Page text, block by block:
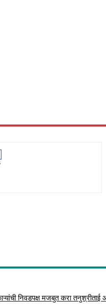
निवडपक्ष मजबुत करा